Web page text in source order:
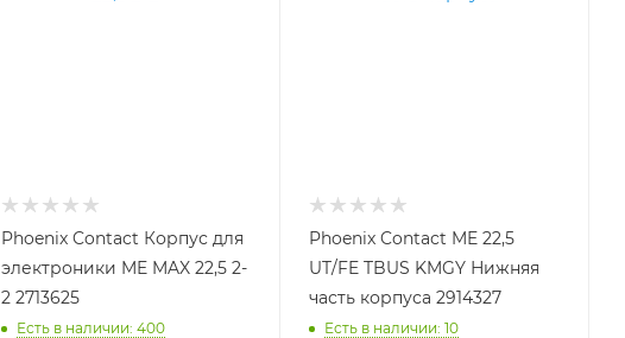
Phoenix Contact Корпус для
электроники ME MAX 22,5 2-
2 2713625
Есть в наличии: 400
Phoenix Contact ME 22,5
UT/FE TBUS KMGY Нижняя
часть корпуса 2914327
Есть в наличии: 10